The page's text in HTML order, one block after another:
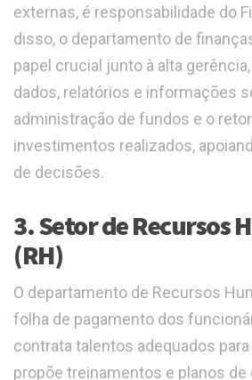
externas, é responsabilidade do
disso, o departamento de
papel crucial junto à alta
dados, relatórios e informações
administração de fundos e o
investimentos realizados,
de decisões.
3. Setor de Recursos
(RH)
O departamento de Recursos
folha de pagamento dos
contrata talentos adequados
propõe treinamentos e planos